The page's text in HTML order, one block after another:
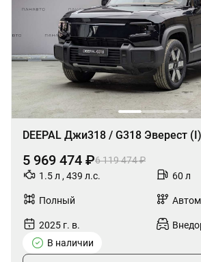
DEEPAL Джи318 / G318 Эверест (I)
5 969 474 ₽6 119 474 ₽
1.5 л , 439 л.с.
60 л
Полный
2025 г. в.
В наличии